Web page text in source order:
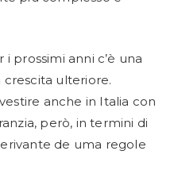
prossimi anni c’è una
ulteriore.
anche in Italia con
però, in termini di
de uma regole